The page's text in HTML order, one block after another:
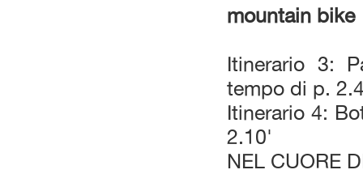
mountain bike
Itinerario 3:
tempo di p.
Itinerario 4:
2.10'
NEL CUORE